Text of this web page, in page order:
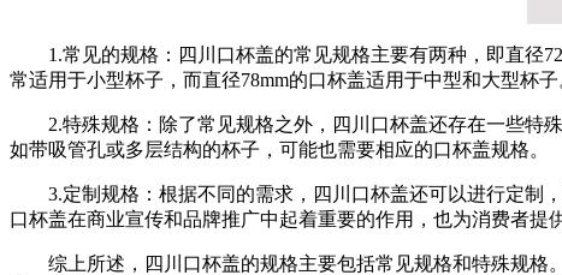
1.常见的规格：四川口杯盖的常见规格主要有两种，即直径
常适用于小型杯子，而直径78mm的口杯盖适用于中型和大型杯子
2.特殊规格：除了常见规格之外，四川口杯盖还存在一些特
如带吸管孔或多层结构的杯子，可能也需要相应的口杯盖规格。
3.定制规格：根据不同的需求，四川口杯盖还可以进行定制
口杯盖在商业宣传和品牌推广中起着重要的作用，也为消费者提
综上所述，四川口杯盖的规格主要包括常见规格和特殊规格